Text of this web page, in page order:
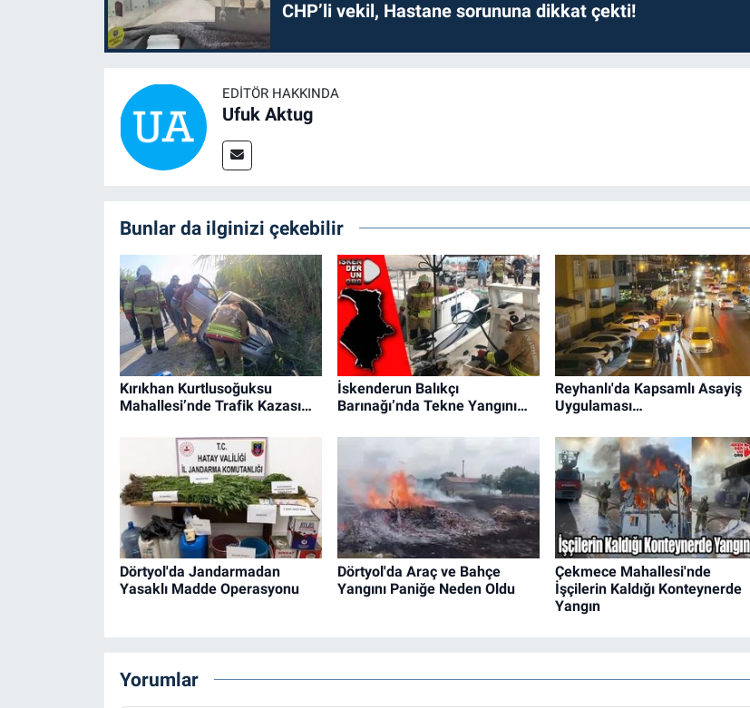
CHP’li vekil, Hastane sorununa dikkat çekti!
EDITÖR HAKKINDA
Ufuk Aktug
Bunlar da ilginizi çekebilir
Kırıkhan Kurtlusoğuksu
Mahallesi’nde Trafik Kazası…
İskenderun Balıkçı
Barınağı’nda Tekne Yangını…
Reyhanlı'da Kapsamlı Asayiş
Uygulaması…
Dörtyol'da Jandarmadan
Yasaklı Madde Operasyonu
Dörtyol'da Araç ve Bahçe
Yangını Paniğe Neden Oldu
Çekmece Mahallesi'nde
İşçilerin Kaldığı Konteynerde
Yangın
Yorumlar